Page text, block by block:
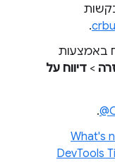
.
באמצעות
> דיווח על
.
What's
DevTools